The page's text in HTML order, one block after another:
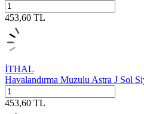
453,60 TL
İTHAL
Havalandırma Muzulu Astra J Sol
453,60 TL